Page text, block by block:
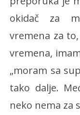
okidač za
vremena za
vremena,
„moram sa
tako dalje.
neko nema za